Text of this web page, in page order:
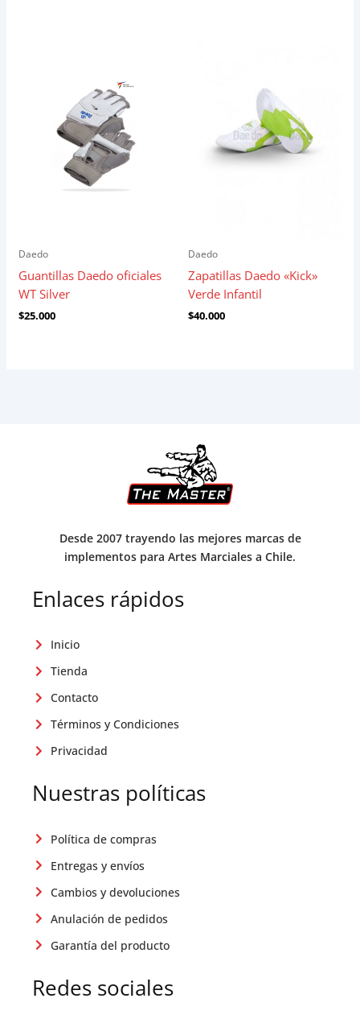
Daedo
Guantillas Daedo oficiales
WT Silver
$25.000
Daedo
Zapatillas Daedo «Kick»
Verde Infantil
$40.000
Desde 2007 trayendo las mejores marcas de
implementos para Artes Marciales a Chile.
Enlaces rápidos
Inicio
Tienda
Contacto
Términos y Condiciones
Privacidad
Nuestras políticas
Política de compras
Entregas y envíos
Cambios y devoluciones
Anulación de pedidos
Garantía del producto
Redes sociales